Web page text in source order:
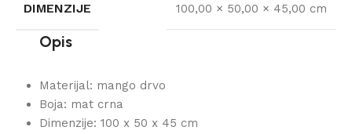
DIMENZIJE 100,00 × 50,00 × 45,00 cm
Opis
Materijal: mango drvo
Boja: mat crna
Dimenzije: 100 x 50 x 45 cm